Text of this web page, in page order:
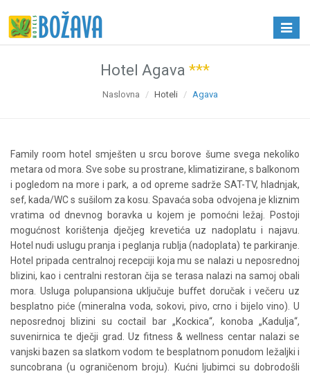
Hotel Agava ***
Naslovna Hoteli Agava
Family room hotel smješten u srcu borove šume svega nekoliko
metara od mora. Sve sobe su prostrane, klimatizirane, s balkonom
i pogledom na more i park, a od opreme sadrže SAT-TV, hladnjak,
sef, kada/WC s sušilom za kosu. Spavaća soba odvojena je kliznim
vratima od dnevnog boravka u kojem je pomoćni ležaj. Postoji
mogućnost korištenja dječjeg krevetića uz nadoplatu i najavu.
Hotel nudi uslugu pranja i peglanja rublja (nadoplata) te parkiranje.
Hotel pripada centralnoj recepciji koja mu se nalazi u neposrednoj
blizini, kao i centralni restoran čija se terasa nalazi na samoj obali
mora. Usluga polupansiona uključuje buffet doručak i večeru uz
besplatno piće (mineralna voda, sokovi, pivo, crno i bijelo vino). U
neposrednoj blizini su coctail bar „Kockica“, konoba „Kadulja“,
suvenirnica te dječji grad. Uz fitness & wellness centar nalazi se
vanjski bazen sa slatkom vodom te besplatnom ponudom ležaljki i
suncobrana (u ograničenom broju). Kućni ljubimci su dobrodošli